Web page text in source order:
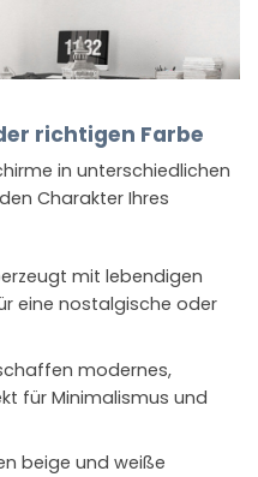
richtigen Farbe
in unterschiedlichen
Charakter Ihres
mit lebendigen
eine nostalgische oder
modernes,
für Minimalismus und
beige und weiße